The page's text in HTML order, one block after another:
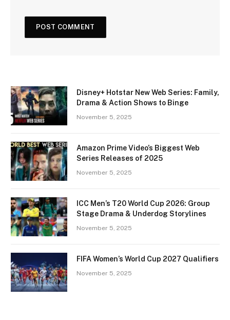
Disney+ Hotstar New Web Series: Family,
Drama & Action Shows to Binge
November 5, 2025
Amazon Prime Video’s Biggest Web
Series Releases of 2025
November 5, 2025
ICC Men’s T20 World Cup 2026: Group
Stage Drama & Underdog Storylines
November 5, 2025
FIFA Women’s World Cup 2027 Qualifiers
November 5, 2025